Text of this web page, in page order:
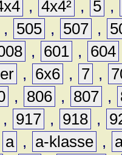
, 4x4² , 5 ,
, 505 , 507 ,
, 601 , 604
, 6x6 , 7 ,
, 806 , 807 ,
, 917 , 918 ,
a , a-klasse ,